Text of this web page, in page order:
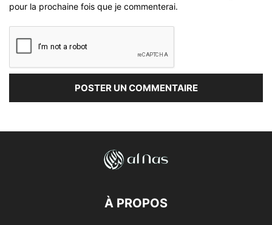
pour la prochaine fois que je commenterai.
À PROPOS